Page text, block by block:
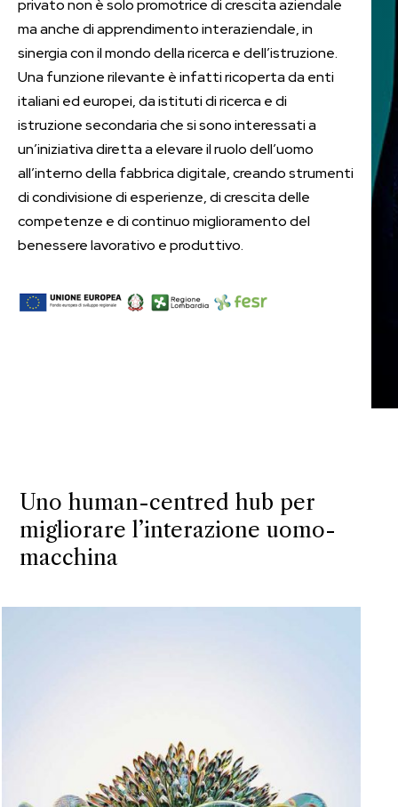
privato non è solo promotrice di crescita aziendale
ma anche di apprendimento interaziendale, in
sinergia con il mondo della ricerca e dell’istruzione.
Una funzione rilevante è infatti ricoperta da enti
italiani ed europei, da istituti di ricerca e di
istruzione secondaria che si sono interessati a
un’iniziativa diretta a elevare il ruolo dell’uomo
all’interno della fabbrica digitale, creando strumenti
di condivisione di esperienze, di crescita delle
competenze e di continuo miglioramento del
benessere lavorativo e produttivo.
Uno human-centred hub per
migliorare l’interazione uomo-
macchina